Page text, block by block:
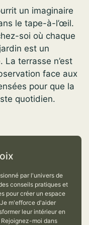
un imaginaire
le tape-à-l’œil.
soi où chaque
est un
terrasse n’est
face aux
pour que la
quotidien.
par l'univers de
conseils pratiques et
pour créer un espace
m'efforce d'aider
leur intérieur en
moi dans